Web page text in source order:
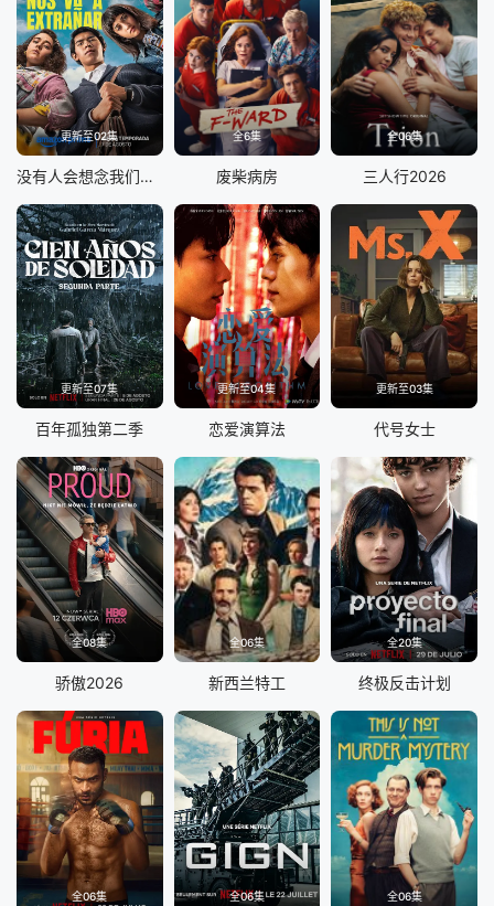
更新至02集
没有人会想念我们第二季
全6集
废柴病房
全06集
三人行2026
更新至07集
百年孤独第二季
更新至04集
恋爱演算法
更新至03集
代号女士
全08集
骄傲2026
全06集
新西兰特工
全20集
终极反击计划
全06集 全06集 全06集